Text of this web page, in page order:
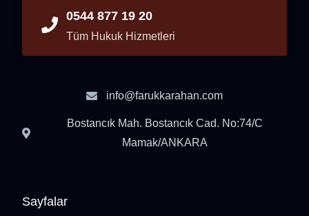
Sayfalar
0544 877 19 20
Tüm Hukuk Hizmetleri
info@farukkarahan.com
Bostancık Mah. Bostancık Cad. No:74/C
Mamak/ANKARA